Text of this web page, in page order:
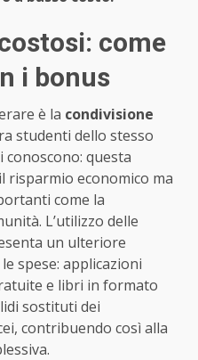
come
i bonus
è la condivisione
studenti dello stesso
questa
risparmio economico ma
come la
L’utilizzo delle
un ulteriore
spese: applicazioni
e libri in formato
sostituti dei
contribuendo così alla